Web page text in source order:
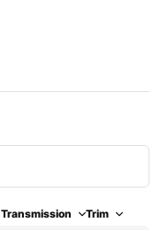
Transmission
Trim